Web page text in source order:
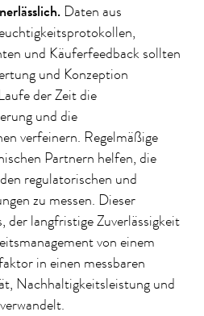
Daten aus
und Käuferfeedback sollten
und Konzeption
der Zeit die
und die
verfeinern. Regelmäßige
Partnern helfen, die
regulatorischen und
zu messen. Dieser
der langfristige Zuverlässigkeit
von einem
in einen messbaren
Nachhaltigkeitsleistung und